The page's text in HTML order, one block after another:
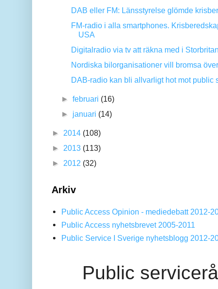
DAB eller FM: Länsstyrelse glömde
FM-radio i alla smartphones.
USA
Digitalradio via tv att räkna med i
Nordiska bilorganisationer vill bromsa
DAB-radio kan bli allvarligt hot mot public
►februari (16)
► januari (14)
► 2014 (108)
► 2013 (113)
► 2012 (32)
Arkiv
Public Access Opinion - mediedebatt 2012-
Public Access nyhetsbrevet 2005-2011
Public Service I Sverige nyhetsblogg 2012-
Public